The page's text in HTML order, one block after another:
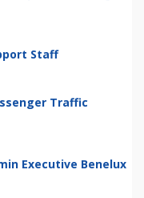
Staff
Traffic
Executive Benelux